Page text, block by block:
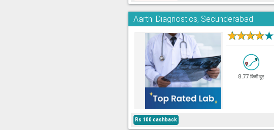
Aarthi Diagnostics, Secunderabad
★★★★★
8.77 किमी दूर
Rs 100 cashback